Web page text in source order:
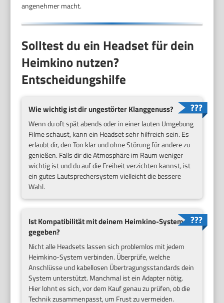
angenehmer macht.
Solltest du ein Headset für dein
Heimkino nutzen?
Entscheidungshilfe
Wie wichtig ist dir ungestörter Klanggenuss?
Wenn du oft spät abends oder in einer lauten Umgebung
Filme schaust, kann ein Headset sehr hilfreich sein. Es
erlaubt dir, den Ton klar und ohne Störung für andere zu
genießen. Falls dir die Atmosphäre im Raum weniger
wichtig ist und du auf die Freiheit verzichten kannst, ist
ein gutes Lautsprechersystem vielleicht die bessere
Wahl.
Ist Kompatibilität mit deinem Heimkino-System
gegeben?
Nicht alle Headsets lassen sich problemlos mit jedem
Heimkino-System verbinden. Überprüfe, welche
Anschlüsse und kabellosen Übertragungsstandards dein
System unterstützt. Manchmal ist ein Adapter nötig.
Hier lohnt es sich, vor dem Kauf genau zu prüfen, ob die
Technik zusammenpasst, um Frust zu vermeiden.